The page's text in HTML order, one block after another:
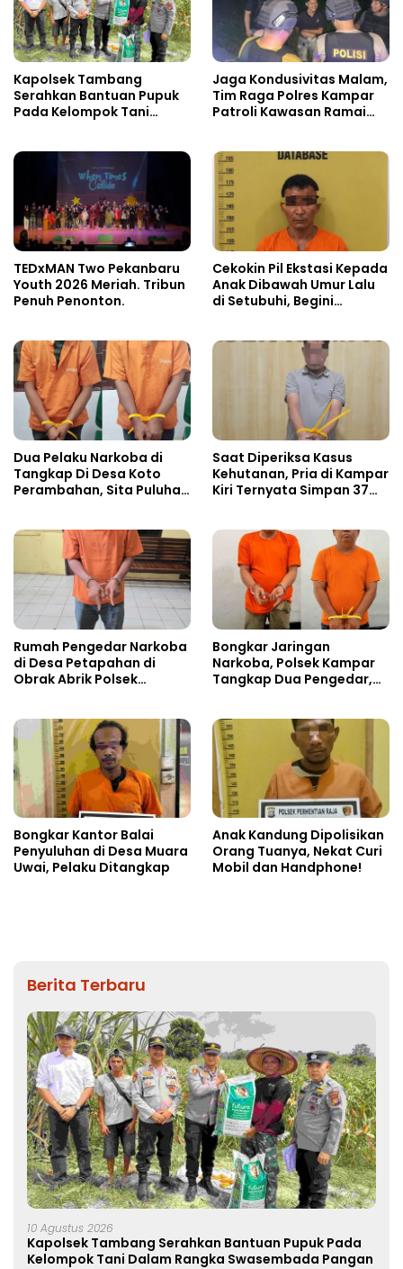
Kapolsek Tambang
Serahkan Bantuan Pupuk
Pada Kelompok Tani
Jaga Kondusivitas Malam,
Tim Raga Polres Kampar
Patroli Kawasan Ramai
TEDxMAN Two Pekanbaru
Youth 2026 Meriah. Tribun
Penuh Penonton.
Cekokin Pil Ekstasi Kepada
Anak Dibawah Umur Lalu
di Setubuhi, Begini
Dua Pelaku Narkoba di
Tangkap Di Desa Koto
Perambahan, Sita Puluhan
Saat Diperiksa Kasus
Kehutanan, Pria di Kampar
Kiri Ternyata Simpan 37
Rumah Pengedar Narkoba
di Desa Petapahan di
Obrak Abrik Polsek
Bongkar Jaringan
Narkoba, Polsek Kampar
Tangkap Dua Pengedar,
Bongkar Kantor Balai
Penyuluhan di Desa Muara
Uwai, Pelaku Ditangkap
Anak Kandung Dipolisikan
Orang Tuanya, Nekat Curi
Mobil dan Handphone!
Berita Terbaru
10 Agustus 2026
Kapolsek Tambang Serahkan Bantuan Pupuk Pada
Kelompok Tani Dalam Rangka Swasembada Pangan